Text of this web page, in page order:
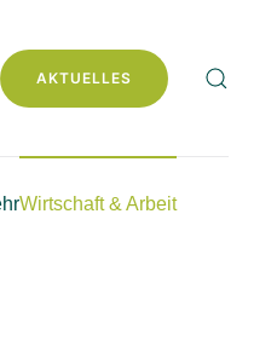
AKTUELLES
Wirtschaft & Arbeit